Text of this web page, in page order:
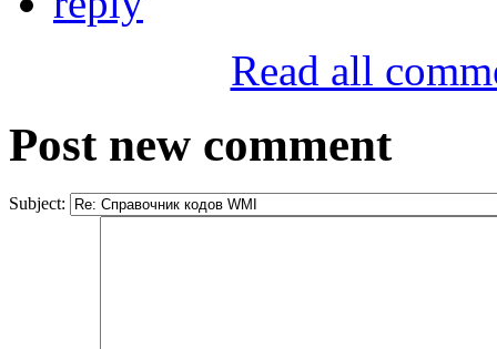
Read all
Post new comment
Subject: